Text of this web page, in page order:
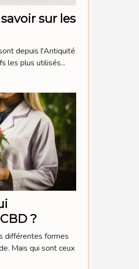
sur les
depuis l'Antiquité
les plus utilisés...
?
différentes formes
Mais qui sont ceux